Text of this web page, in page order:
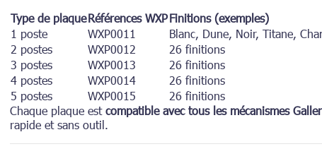
Type de plaqueRéférences WXPFinitions (exemples)
1 poste
WXP0011
Blanc, Dune, Noir, Titane,
2 postes
WXP0012
26 finitions
3 postes
WXP0013
26 finitions
4 postes
WXP0014
26 finitions
5 postes
WXP0015
26 finitions
Chaque plaque est compatible avec tous les mécanismes
rapide et sans outil.